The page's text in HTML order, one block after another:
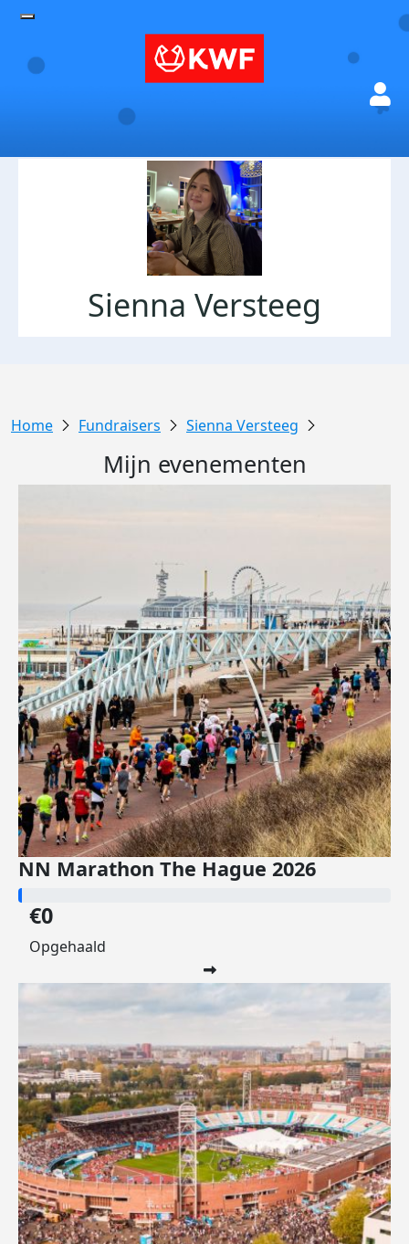
Sienna Versteeg
Fundraisers Sienna Versteeg
Mijn evenementen
NN Marathon The Hague 2026
€0
Opgehaald